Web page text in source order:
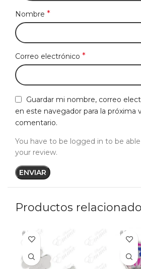
Nombre *
Correo electrónico *
Guardar mi nombre, correo
en este navegador para la próxima
comentario.
You have to be logged in to be
your review.
Productos